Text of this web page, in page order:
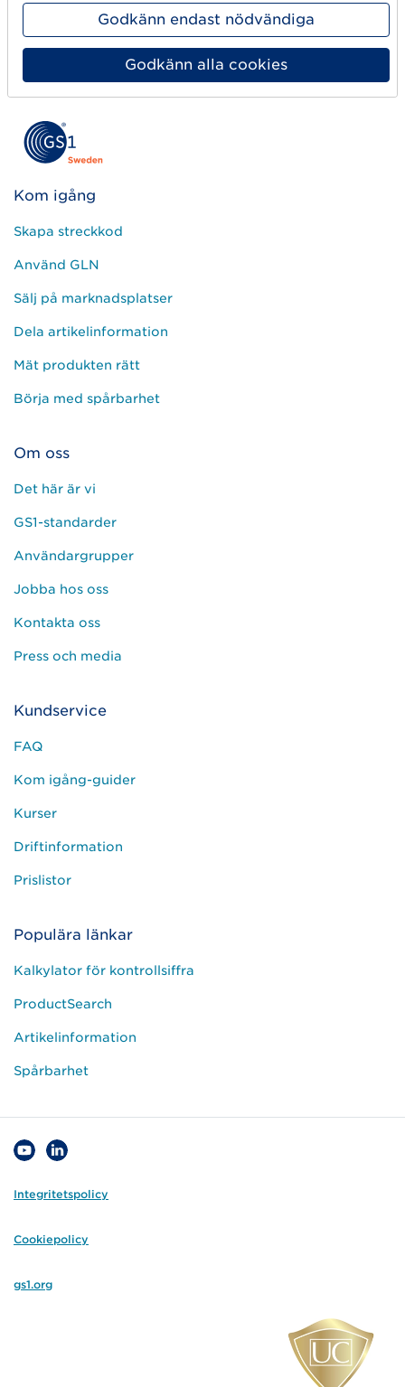
« 1 2 3 … 16 »
Kom igång
Skapa streckkod
Använd GLN
Sälj på marknadsplatser
Dela artikelinformation
Mät produkten rätt
Börja med spårbarhet
Om oss
Det här är vi
GS1-standarder
Användargrupper
Jobba hos oss
Kontakta oss
Press och media
Kundservice
FAQ
Kom igång-guider
Kurser
Driftinformation
Prislistor
Populära länkar
Kalkylator för kontrollsiffra
ProductSearch
Artikelinformation
Spårbarhet
Integritetspolicy
Cookiepolicy
gs1.org
Godkänn endast nödvändiga
Godkänn alla cookies